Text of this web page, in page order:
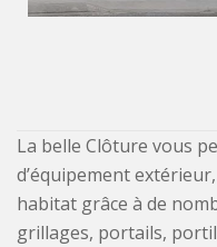
La belle Clôture vous
d’équipement
habitat grâce à de
grillages, portails,